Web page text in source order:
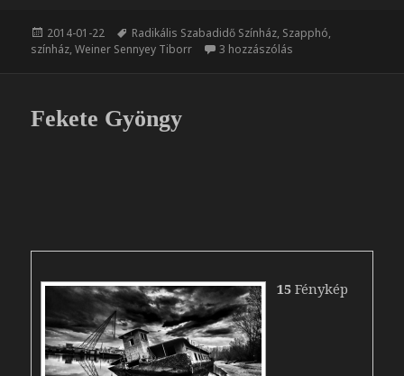
e
b
k
z
a
g
Közzétéve
2014-01-22 Címke
Radikális Szabadidő Színház, Szapphó,
színház,Weiner Sennyey Tiborr 3 hozzászólás
Fekete Gyöngy
15 Fénykép